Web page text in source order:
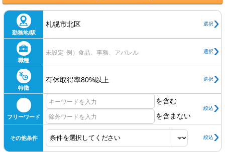
勤務地/駅
札幌市北区 選択
職種
未設定 例）食品、事務、アパレル 選択
特徴
有休取得率80%以上 選択
フリーワード
を含む
を含まない
絞込
その他条件 絞込